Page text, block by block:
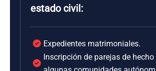
estado civil:
Expedientes matrimoniales.
Inscripción de parejas de hecho